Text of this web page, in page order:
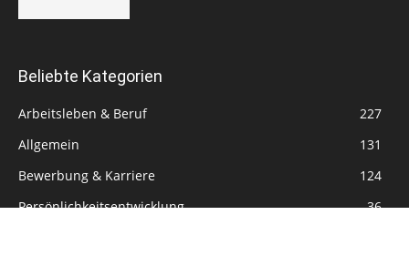
Beliebte Kategorien
Arbeitsleben & Beruf
227
Allgemein
131
Bewerbung & Karriere
124
Persönlichkeitsentwicklung
36